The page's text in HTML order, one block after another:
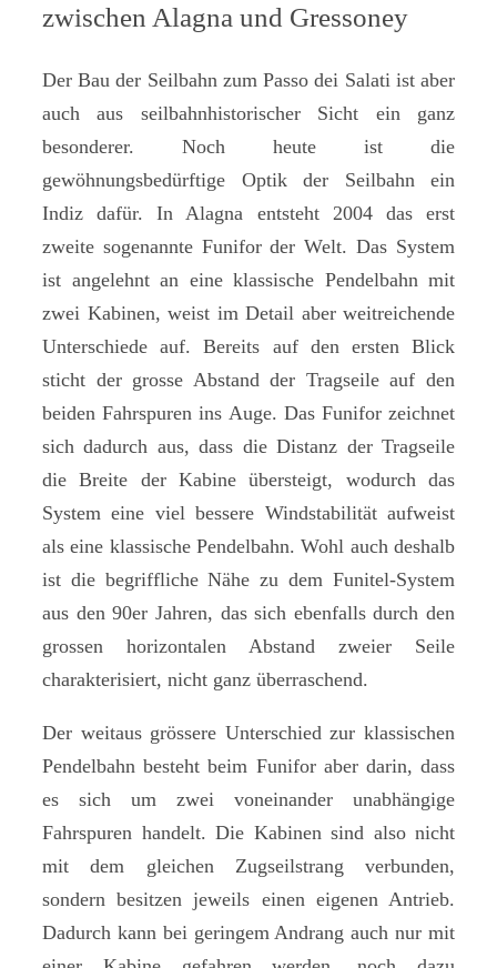
zwischen Alagna und Gressoney
Der Bau der Seilbahn zum Passo dei Salati ist aber
auch aus seilbahnhistorischer Sicht ein ganz
besonderer. Noch heute ist die
gewöhnungsbedürftige Optik der Seilbahn ein
Indiz dafür. In Alagna entsteht 2004 das erst
zweite sogenannte Funifor der Welt. Das System
ist angelehnt an eine klassische Pendelbahn mit
zwei Kabinen, weist im Detail aber weitreichende
Unterschiede auf. Bereits auf den ersten Blick
sticht der grosse Abstand der Tragseile auf den
beiden Fahrspuren ins Auge. Das Funifor zeichnet
sich dadurch aus, dass die Distanz der Tragseile
die Breite der Kabine übersteigt, wodurch das
System eine viel bessere Windstabilität aufweist
als eine klassische Pendelbahn. Wohl auch deshalb
ist die begriffliche Nähe zu dem Funitel-System
aus den 90er Jahren, das sich ebenfalls durch den
grossen horizontalen Abstand zweier Seile
charakterisiert, nicht ganz überraschend.
Der weitaus grössere Unterschied zur klassischen
Pendelbahn besteht beim Funifor aber darin, dass
es sich um zwei voneinander unabhängige
Fahrspuren handelt. Die Kabinen sind also nicht
mit dem gleichen Zugseilstrang verbunden,
sondern besitzen jeweils einen eigenen Antrieb.
Dadurch kann bei geringem Andrang auch nur mit